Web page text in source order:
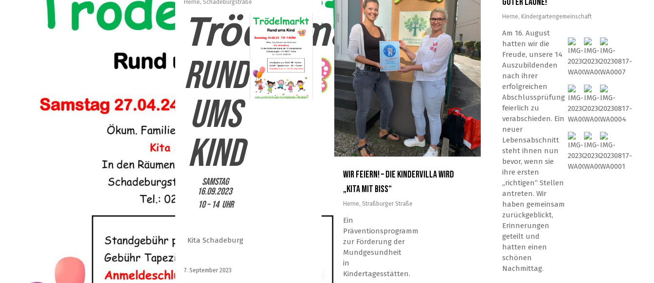
Herne, Schadeburgstraße
Trödelmarkt
Rund
ums
Kind
Samstag
16.09.2023
10 – 14 Uhr
Kita Schadeburg
7. September 2023
Wir feiern! – Die Kindervilla wird
„Kita mit Biss“
Herne, Straßburger Straße
Ein
Präventionsprogramm
zur Förderung der
Mundgesundheit
in
Kindertagesstätten.
Herne, Kindergartengemeinschaft
Am 16. August
hatten wir die
Freude, unsere 14
Auszubildenden
nach ihrer
erfolgreichen
Abschlussprüfung
feierlich zu
verabschieden. Ein
neuer
Lebensabschnitt
steht ihnen nun
bevor, wenn sie
ihre ersten
„richtigen“ Stellen
antreten. Wir
haben gemeinsam
zurückgeblickt,
Erinnerungen
geteilt und
hatten einen
schönen
Nachmittag.